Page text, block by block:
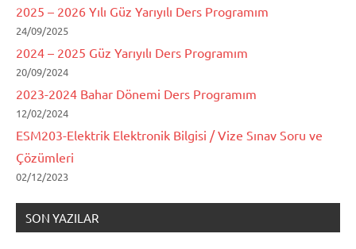
2025 – 2026 Yılı Güz Yarıyılı Ders Programım
24/09/2025
2024 – 2025 Güz Yarıyılı Ders Programım
20/09/2024
2023-2024 Bahar Dönemi Ders Programım
12/02/2024
ESM203-Elektrik Elektronik Bilgisi / Vize Sınav Soru ve
Çözümleri
02/12/2023
SON YAZILAR